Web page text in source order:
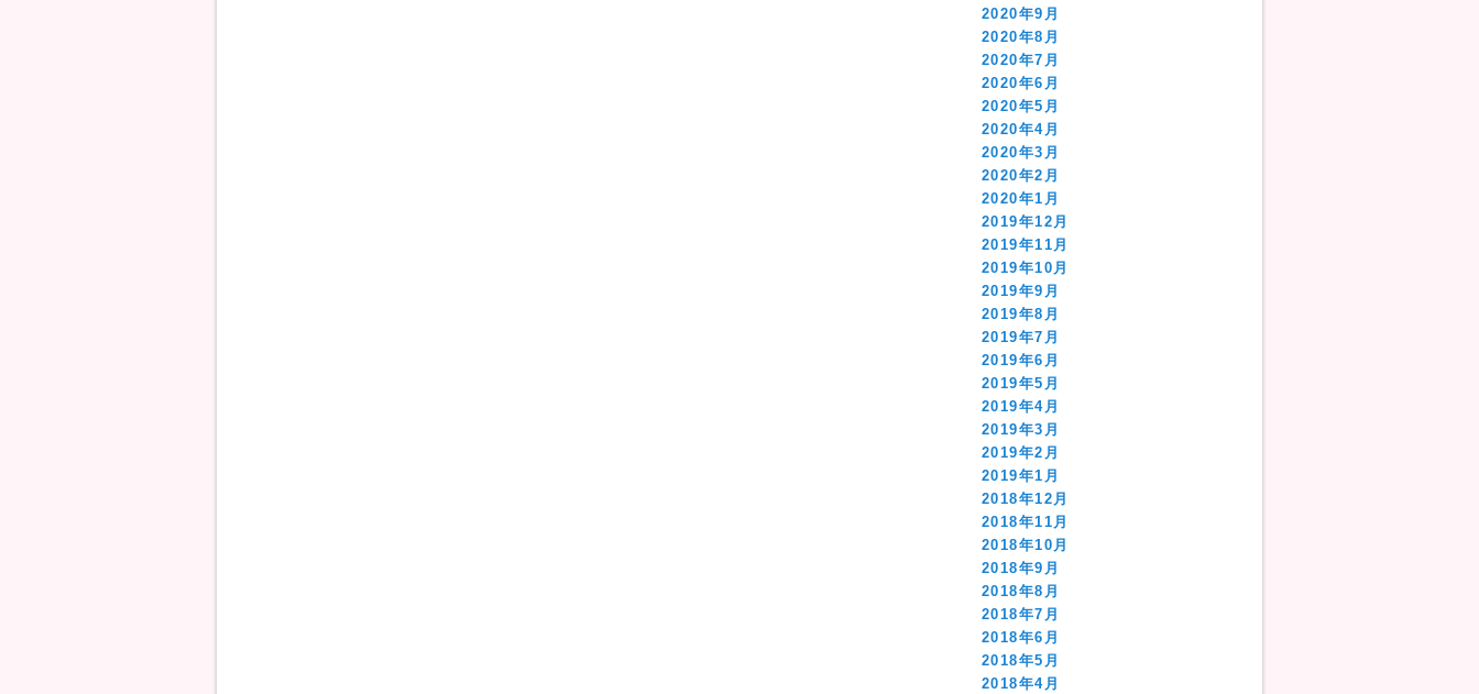
2020年9月
2020年8月
2020年7月
2020年6月
2020年5月
2020年4月
2020年3月
2020年2月
2020年1月
2019年12月
2019年11月
2019年10月
2019年9月
2019年8月
2019年7月
2019年6月
2019年5月
2019年4月
2019年3月
2019年2月
2019年1月
2018年12月
2018年11月
2018年10月
2018年9月
2018年8月
2018年7月
2018年6月
2018年5月
2018年4月